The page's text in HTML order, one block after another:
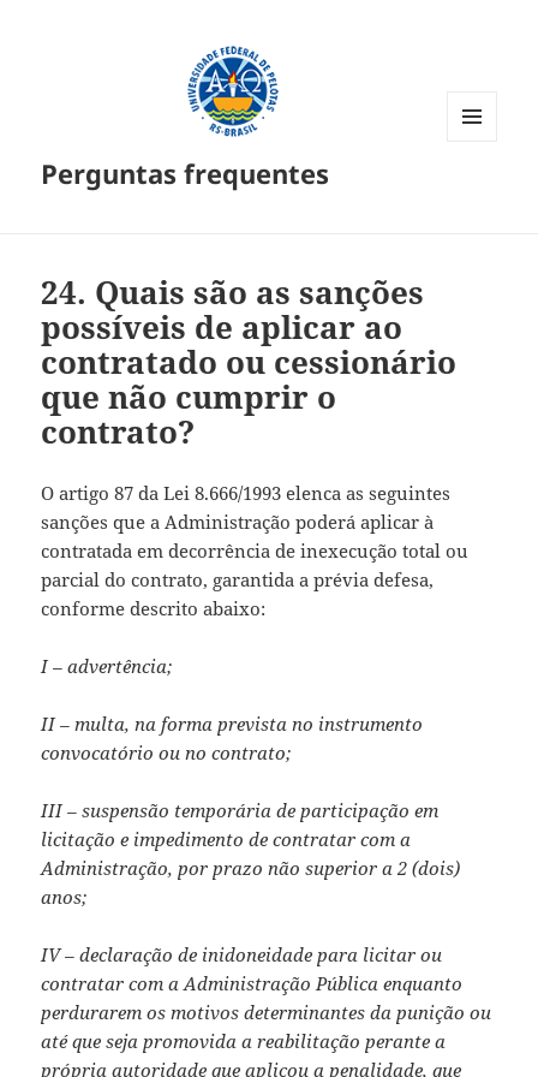
Perguntas frequentes
24. Quais são as sanções
possíveis de aplicar ao
contratado ou cessionário
que não cumprir o
contrato?
O artigo 87 da Lei 8.666/1993 elenca as seguintes
sanções que a Administração poderá aplicar à
contratada em decorrência de inexecução total ou
parcial do contrato, garantida a prévia defesa,
conforme descrito abaixo:
I – advertência;
II – multa, na forma prevista no instrumento
convocatório ou no contrato;
III – suspensão temporária de participação em
licitação e impedimento de contratar com a
Administração, por prazo não superior a 2 (dois)
anos;
IV – declaração de inidoneidade para licitar ou
contratar com a Administração Pública enquanto
perdurarem os motivos determinantes da punição ou
até que seja promovida a reabilitação perante a
própria autoridade que aplicou a penalidade, que